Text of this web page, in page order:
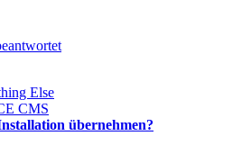
Else
CMS
übernehmen?